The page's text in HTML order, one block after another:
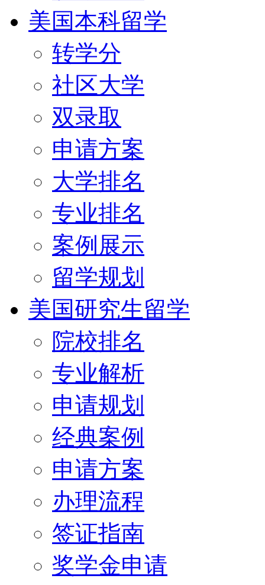
美国本科留学
转学分
社区大学
双录取
申请方案
大学排名
专业排名
案例展示
留学规划
美国研究生留学
院校排名
专业解析
申请规划
经典案例
申请方案
办理流程
签证指南
奖学金申请